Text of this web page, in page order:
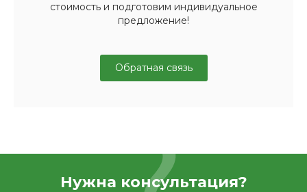
стоимость и подготовим индивидуальное
предложение!
Обратная связь
Нужна консультация?